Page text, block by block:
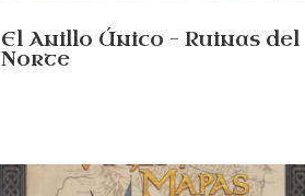
El Anillo Único – Ruinas del
Norte